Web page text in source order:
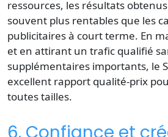
ressources, les résultats
souvent plus rentables que les
publicitaires à court terme. En
et en attirant un trafic qualifié
supplémentaires importants, le
excellent rapport qualité-prix
toutes tailles.